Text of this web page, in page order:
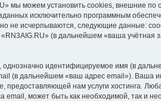
мы можем установить cookies, внешние
исключительно программным
не исчерпываются, следующие данные:
(в дальнейшем «ваша
однозначно идентифицируемое имя (в
(в дальнейшем «ваш адрес email»). Ваша
нам услуги хостинга.
email, может быть как необходимой, так и